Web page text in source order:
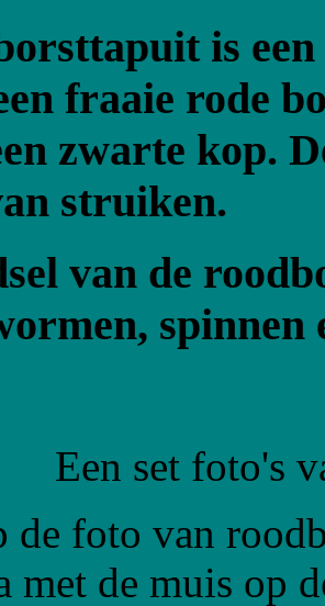
is
fraaie rode
zwarte kop.
struiken.
van de
spinnen
Een set foto's
foto van
met de muis op